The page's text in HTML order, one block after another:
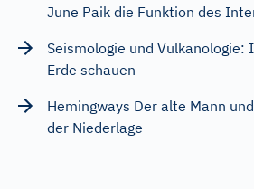
June Paik die Funktion des
Seismologie und Vulkanologie:
Erde schauen
Hemingways Der alte Mann
der Niederlage